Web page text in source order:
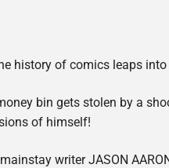
history of comics leaps
bin gets stolen by a
of himself!
writer JASON